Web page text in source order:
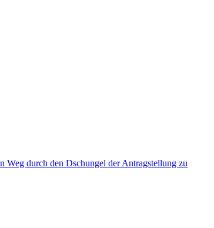
durch den Dschungel der Antragstellung zu